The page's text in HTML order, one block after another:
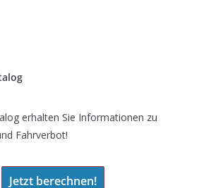
erhalten Sie Informationen zu
Fahrverbot!
Jetzt berechnen!